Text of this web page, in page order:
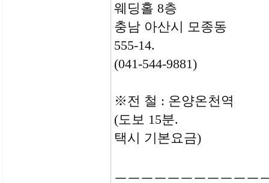
웨딩홀 8층
충남 아산시 모종동
555-14.
(041-544-9881)
※전 철 : 온양온천역
(도보 15분.
택시 기본요금)
ㅡㅡㅡㅡㅡㅡㅡㅡㅡㅡㅡ